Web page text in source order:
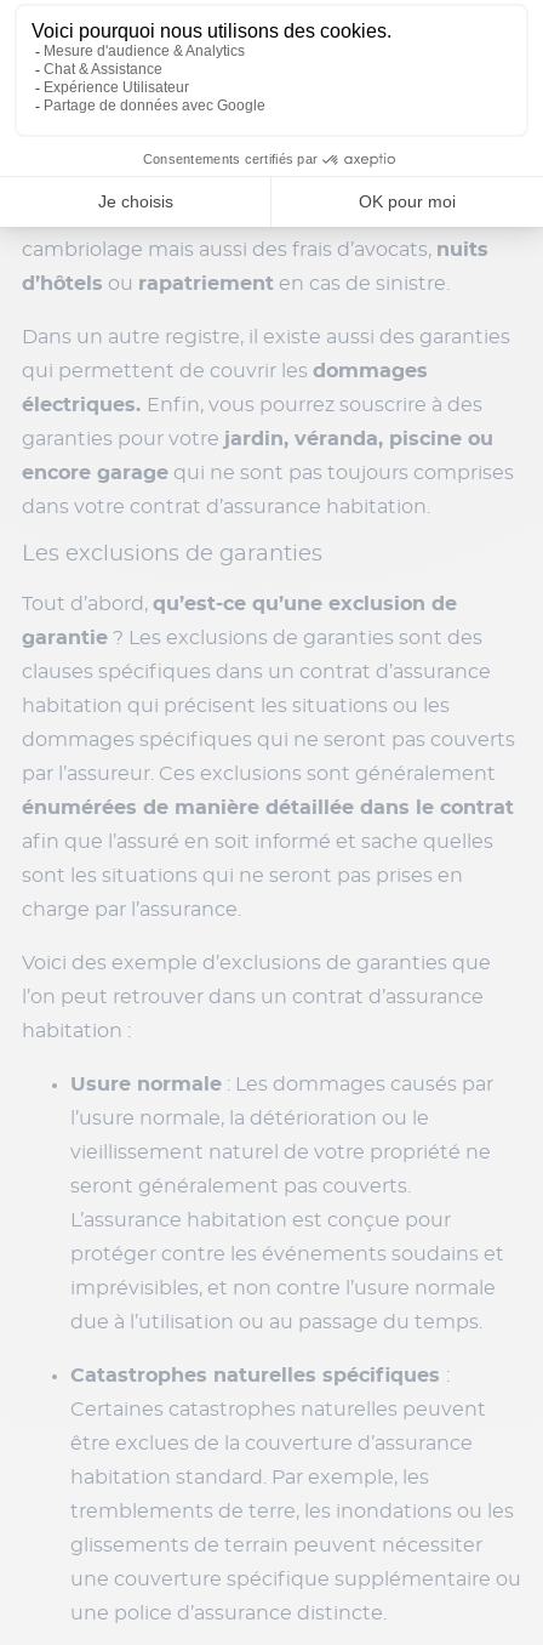
directement incluses dans votre contrat mais vous
apportentune protection supplémentaire
Ces garanties secondaires comprennent
bris de glace
(en cas de fenêtres
en cas de vol ou de
cambriolage mais aussi des frais d’avocats, nuits
d’hôtels ou rapatriement en cas de sinistre.
Dans un autre registre, il existe aussi des garanties
qui permettent de couvrir les dommages
électriques. Enfin, vous pourrez souscrire à des
garanties pour votre jardin, véranda, piscine ou
encore garage qui ne sont pas toujours comprises
dans votre contrat d’assurance habitation.
Les exclusions de garanties
Tout d’abord, qu’est-ce qu’une exclusion de
garantie ? Les exclusions de garanties sont des
clauses spécifiques dans un contrat d’assurance
habitation qui précisent les situations ou les
dommages spécifiques qui ne seront pas couverts
par l’assureur. Ces exclusions sont généralement
énumérées de manière détaillée dans le contrat
afin que l’assuré en soit informé et sache quelles
sont les situations qui ne seront pas prises en
charge par l’assurance.
Voici des exemple d’exclusions de garanties que
l’on peut retrouver dans un contrat d’assurance
habitation :
Usure normale : Les dommages causés par
l’usure normale, la détérioration ou le
vieillissement naturel de votre propriété ne
seront généralement pas couverts.
L’assurance habitation est conçue pour
protéger contre les événements soudains et
imprévisibles, et non contre l’usure normale
due à l’utilisation ou au passage du temps.
Catastrophes naturelles spécifiques :
Certaines catastrophes naturelles peuvent
être exclues de la couverture d’assurance
habitation standard. Par exemple, les
tremblements de terre, les inondations ou les
glissements de terrain peuvent nécessiter
une couverture spécifique supplémentaire ou
une police d’assurance distincte.